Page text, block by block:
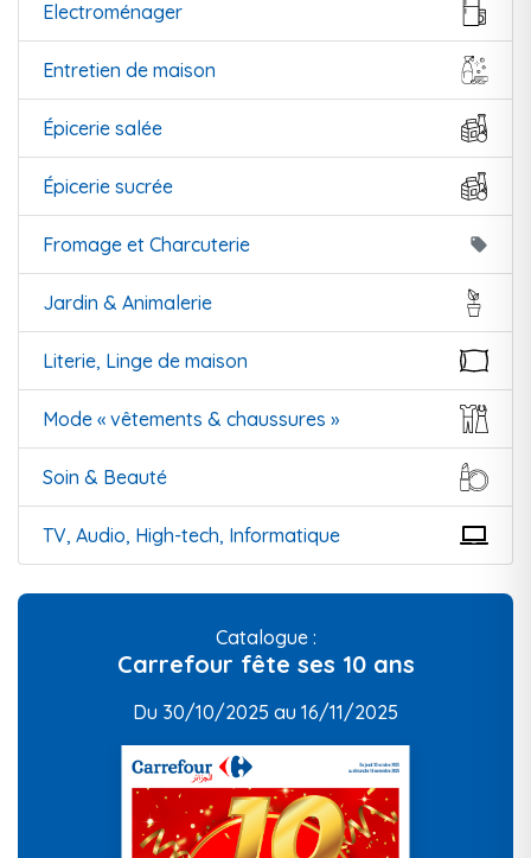
Electroménager
Entretien de maison
Épicerie salée
Épicerie sucrée
Fromage et Charcuterie local_offer
Jardin & Animalerie
Literie, Linge de maison
Mode « vêtements & chaussures »
Soin & Beauté
TV, Audio, High-tech, Informatique
Catalogue :
Carrefour fête ses 10 ans
Du 30/10/2025 au 16/11/2025